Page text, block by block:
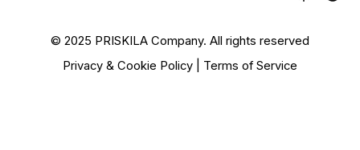
© 2025 PRISKILA Company. All rights reserved
Privacy & Cookie Policy
Terms of Service